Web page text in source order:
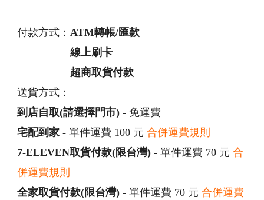
付款方式： ATM轉帳/匯款
線上刷卡
超商取貨付款
送貨方式：
到店自取(請選擇門市)- 免運費
宅配到家- 單件運費 100 元 合併運費規則
7-ELEVEN取貨付款(限台灣)- 單件運費 70 元 合
併運費規則
全家取貨付款(限台灣)- 單件運費 70 元 合併運費